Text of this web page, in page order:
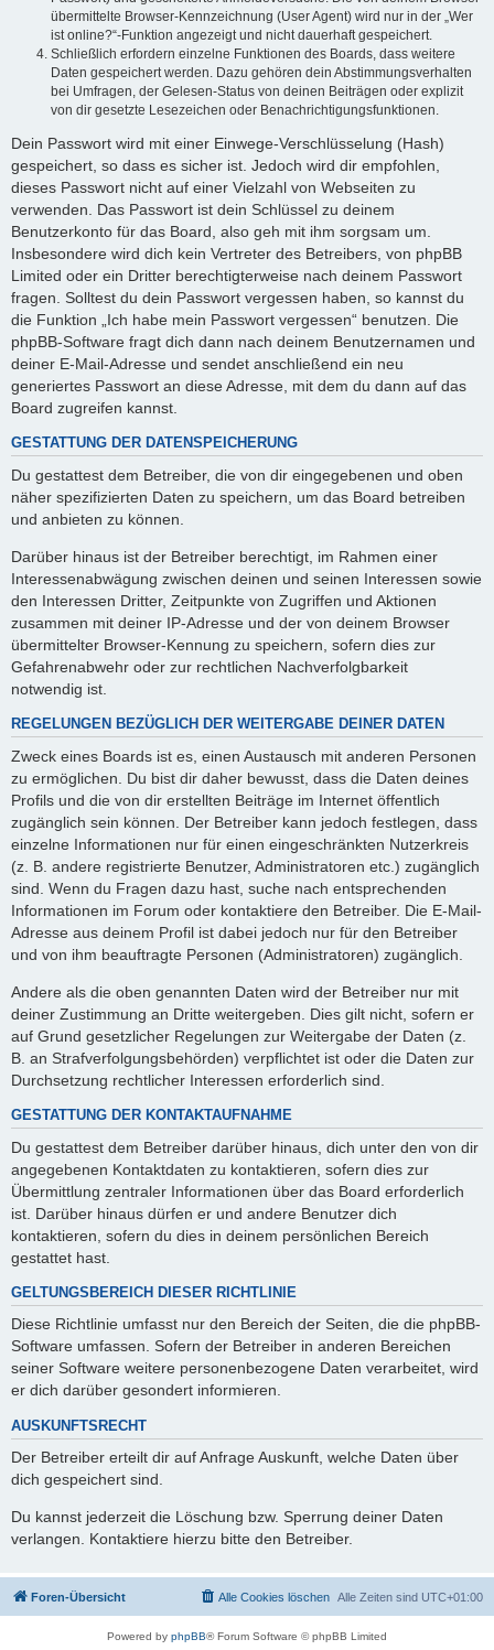
übermittelte Browser-Kennzeichnung (User Agent) wird nur in der „Wer
ist online?“-Funktion angezeigt und nicht dauerhaft gespeichert.
Schließlich erfordern einzelne Funktionen des Boards, dass weitere
Daten gespeichert werden. Dazu gehören dein Abstimmungsverhalten
bei Umfragen, der Gelesen-Status von deinen Beiträgen oder explizit
von dir gesetzte Lesezeichen oder Benachrichtigungsfunktionen.
Dein Passwort wird mit einer Einwege-Verschlüsselung (Hash)
gespeichert, so dass es sicher ist. Jedoch wird dir empfohlen,
dieses Passwort nicht auf einer Vielzahl von Webseiten zu
verwenden. Das Passwort ist dein Schlüssel zu deinem
Benutzerkonto für das Board, also geh mit ihm sorgsam um.
Insbesondere wird dich kein Vertreter des Betreibers, von phpBB
Limited oder ein Dritter berechtigterweise nach deinem Passwort
fragen. Solltest du dein Passwort vergessen haben, so kannst du
die Funktion „Ich habe mein Passwort vergessen“ benutzen. Die
phpBB-Software fragt dich dann nach deinem Benutzernamen und
deiner E-Mail-Adresse und sendet anschließend ein neu
generiertes Passwort an diese Adresse, mit dem du dann auf das
Board zugreifen kannst.
GESTATTUNG DER DATENSPEICHERUNG
Du gestattest dem Betreiber, die von dir eingegebenen und oben
näher spezifizierten Daten zu speichern, um das Board betreiben
und anbieten zu können.
Darüber hinaus ist der Betreiber berechtigt, im Rahmen einer
Interessenabwägung zwischen deinen und seinen Interessen sowie
den Interessen Dritter, Zeitpunkte von Zugriffen und Aktionen
zusammen mit deiner IP-Adresse und der von deinem Browser
übermittelter Browser-Kennung zu speichern, sofern dies zur
Gefahrenabwehr oder zur rechtlichen Nachverfolgbarkeit
notwendig ist.
REGELUNGEN BEZÜGLICH DER WEITERGABE DEINER DATEN
Zweck eines Boards ist es, einen Austausch mit anderen Personen
zu ermöglichen. Du bist dir daher bewusst, dass die Daten deines
Profils und die von dir erstellten Beiträge im Internet öffentlich
zugänglich sein können. Der Betreiber kann jedoch festlegen, dass
einzelne Informationen nur für einen eingeschränkten Nutzerkreis
(z. B. andere registrierte Benutzer, Administratoren etc.) zugänglich
sind. Wenn du Fragen dazu hast, suche nach entsprechenden
Informationen im Forum oder kontaktiere den Betreiber. Die E-Mail-
Adresse aus deinem Profil ist dabei jedoch nur für den Betreiber
und von ihm beauftragte Personen (Administratoren) zugänglich.
Andere als die oben genannten Daten wird der Betreiber nur mit
deiner Zustimmung an Dritte weitergeben. Dies gilt nicht, sofern er
auf Grund gesetzlicher Regelungen zur Weitergabe der Daten (z.
B. an Strafverfolgungsbehörden) verpflichtet ist oder die Daten zur
Durchsetzung rechtlicher Interessen erforderlich sind.
GESTATTUNG DER KONTAKTAUFNAHME
Du gestattest dem Betreiber darüber hinaus, dich unter den von dir
angegebenen Kontaktdaten zu kontaktieren, sofern dies zur
Übermittlung zentraler Informationen über das Board erforderlich
ist. Darüber hinaus dürfen er und andere Benutzer dich
kontaktieren, sofern du dies in deinem persönlichen Bereich
gestattet hast.
GELTUNGSBEREICH DIESER RICHTLINIE
Diese Richtlinie umfasst nur den Bereich der Seiten, die die phpBB-
Software umfassen. Sofern der Betreiber in anderen Bereichen
seiner Software weitere personenbezogene Daten verarbeitet, wird
er dich darüber gesondert informieren.
AUSKUNFTSRECHT
Der Betreiber erteilt dir auf Anfrage Auskunft, welche Daten über
dich gespeichert sind.
Du kannst jederzeit die Löschung bzw. Sperrung deiner Daten
verlangen. Kontaktiere hierzu bitte den Betreiber.
Foren-Übersicht Alle Zeiten sind UTC+01:00
Alle Cookies löschen
Powered by phpBB® Forum Software © phpBB Limited